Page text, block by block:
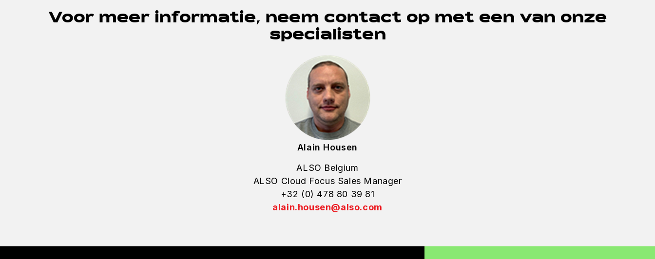
Voor meer informatie, neem contact op met een van onze
specialisten
Alain Housen
ALSO Belgium
ALSO Cloud Focus Sales Manager
+32 (0) 478 80 39 81
alain.housen@also.com